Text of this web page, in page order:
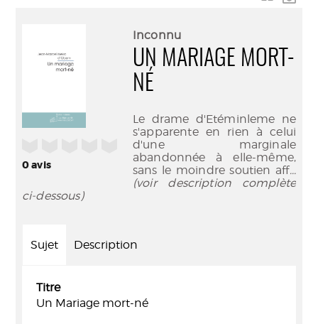
0avis
Inconnu
UN MARIAGE MORT-
NÉ
Le drame d'Etéminleme ne
s'apparente en rien à celui
d'une marginale
abandonnée à elle-même,
sans le moindre soutien aff...
(voir description complète
ci-dessous)
Sujet Description
Titre
Un Mariage mort-né